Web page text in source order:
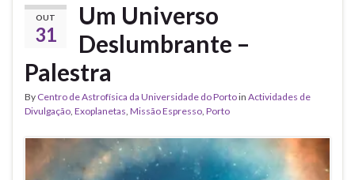
OUT
31
Um Universo
Deslumbrante –
Palestra
By Centro de Astrofísica da Universidade do Portoin Actividades de
Divulgação, Exoplanetas, Missão Espresso, Porto